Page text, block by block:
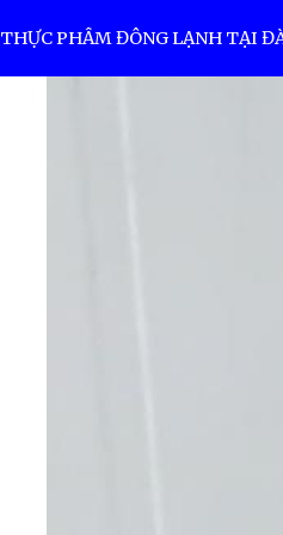
THỰC PHẨM ĐÔNG LẠNH TẠI